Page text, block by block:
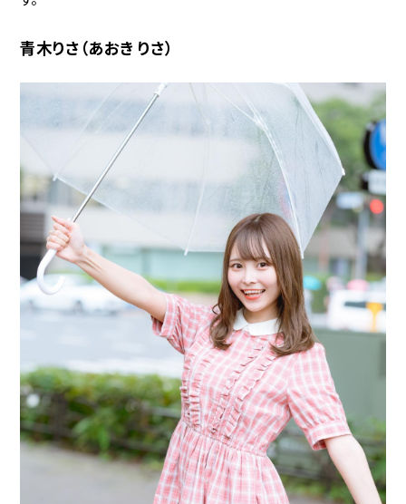
青木りさ（あおき りさ）